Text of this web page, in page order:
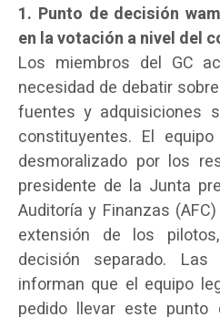
1. Punto de decisión
en la votación a nivel del
Los miembros del GC
necesidad de debatir
fuentes y adquisiciones
constituyentes. El
desmoralizado por los
presidente de la Junta
Auditoría y Finanzas
extensión de los
decisión separado.
informan que el equipo
pedido llevar este